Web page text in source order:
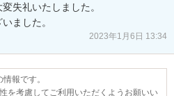
失礼いたしました。
ました。
2023年1月6日 13:34
報です。
を考慮してご利用いただくようお願いい